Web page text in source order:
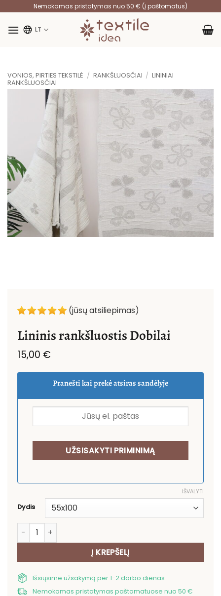
content
Nemokamas pristatymas nuo 50 € (į paštomatus)
LT
VONIOS, PIRTIES TEKSTILĖ / RANKŠLUOSČIAI / LININIAI
RANKŠLUOSČIAI
(jūsų atsiliepimas)
Lininis rankšluostis Dobilai
15,00 €
Pranešti kai prekė atsiras sandėlyje
Dydis
IŠVALYTI
produkto kiekis: Lininis rankšluostis Dobilai
Į KREPŠELĮ
Išsiųsime užsakymą per 1-2 darbo dienas
Nemokamas pristatymas paštomatuose nuo 50 €